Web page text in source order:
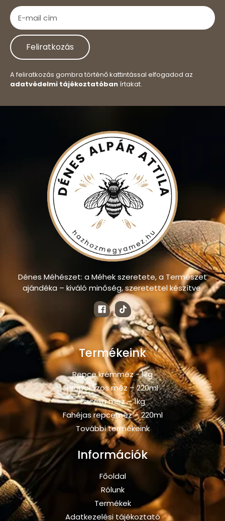
Feliratkozás
A feliratkozás gombra történő kattintással elfogadod az
adatvédelmi tájékoztatóban írtakat.
Dénes Méhészet: a Méhek szeretete, a Természet
ajándéka – kiváló minőség, szeretettel készítve.
Termékeink
Repce krémméz - 1kg
Propoliszos méz – 220ml
Facélia méz – 1kg
Fahéjas repceméz – 220ml
További termékeink
Információk
Főoldal
Rólunk
Termékek
Adatkezelési tájékoztató